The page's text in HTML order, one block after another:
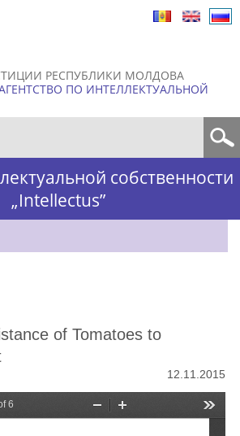
РЕСПУБЛИКИ МОЛДОВА
ПО ИНТЕЛЛЕКТУАЛЬНОЙ
собственности
„Intellectus”
of Tomatoes to
12.11.2015